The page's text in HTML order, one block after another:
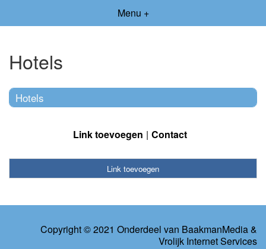
Menu +
Hotels
Hotels
Link toevoegen Contact
Link toevoegen
Copyright © 2021 Onderdeel van BaakmanMedia&
Vrolijk Internet Services